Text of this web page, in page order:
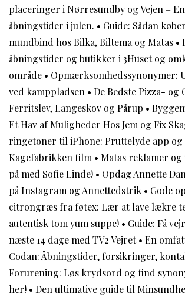
placeringer i Nørresundby og Vejen –
åbningstider i julen. • Guide: Sådan
mundbind hos Bilka, Biltema og Matas •
åbningstider og butikker i 3Huset og
område • Opmærksomhedssynonymer:
ved kamppladsen • De Bedste Pizza- og
Ferritslev, Langeskov og Pårup •
Et Hav af Muligheder Hos Jem og Fix
ringetoner til iPhone: Pruttelyde app og
Kagefabrikken film • Matas reklamer
på med Sofie Linde! • Opdag Annette
på Instagram og Annettedstrik • Gode
citrongræs fra føtex: Lær at lave lækre
autentisk tom yum suppe! • Guide: Få
næste 14 dage med TV2 Vejret• En
Codan: Åbningstider, forsikringer,
Forurening: Løs krydsord og find
her! • Den ultimative guide til